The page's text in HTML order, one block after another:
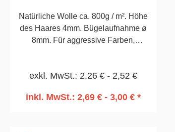
Natürliche Wolle ca. 800g / m². Höhe
des Haares 4mm. Bügelaufnahme ø
8mm. Für aggressive Farben,
exkl. MwSt.: 2,26 € - 2,52 €
inkl. MwSt.: 2,69 € - 3,00 € *